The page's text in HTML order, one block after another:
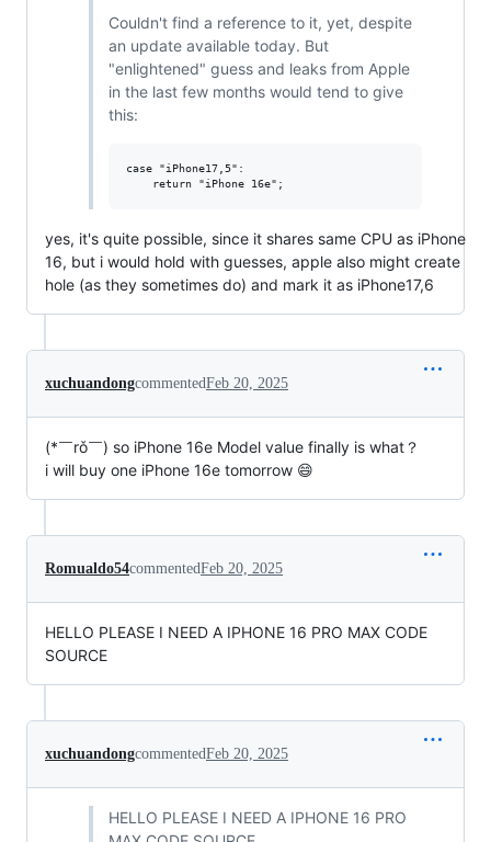
Couldn't find a reference to it, yet, despite
an update available today. But
"enlightened" guess and leaks from Apple
in the last few months would tend to give
this:
case "iPhone17,5":
yes, it's quite possible, since it shares same CPU as iPhone
16, but i would hold with guesses, apple also might create
hole (as they sometimes do) and mark it as iPhone17,6
xuchuandongcommentedFeb 20, 2025
(*￣rǒ￣) so iPhone 16e Model value finally is what？
i will buy one iPhone 16e tomorrow 😄
Romualdo54commentedFeb 20, 2025
HELLO PLEASE I NEED A IPHONE 16 PRO MAX CODE
SOURCE
xuchuandongcommentedFeb 20, 2025
HELLO PLEASE I NEED A IPHONE 16 PRO